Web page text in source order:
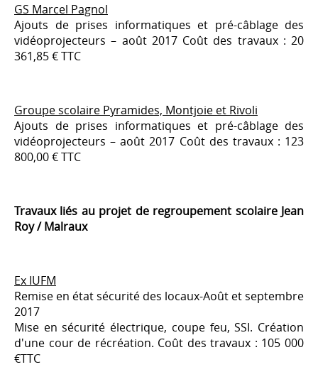
GS Marcel Pagnol
Ajouts de prises informatiques et pré-câblage des
vidéoprojecteurs – août 2017 Coût des travaux : 20
361,85 € TTC
Groupe scolaire Pyramides, Montjoie et Rivoli
Ajouts de prises informatiques et pré-câblage des
vidéoprojecteurs – août 2017 Coût des travaux : 123
800,00 € TTC
Travaux liés au projet de regroupement scolaire Jean
Roy / Malraux
Ex IUFM
Remise en état sécurité des locaux-Août et septembre
2017
Mise en sécurité électrique, coupe feu, SSI. Création
d'une cour de récréation. Coût des travaux : 105 000
€TTC